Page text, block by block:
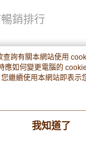
或以上免運費
可到店取) (取貨請
銷排行
詢有關本網站使用
應如何變更電腦的
繼續使用本網站即表示
。
我知道了